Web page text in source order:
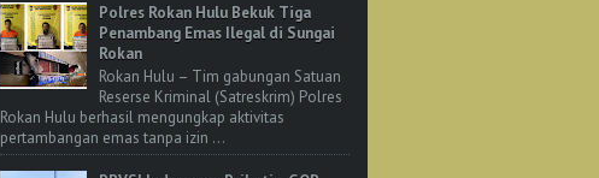
Polres Rokan Hulu Bekuk Tiga
Penambang Emas Ilegal di Sungai
Rokan
Rokan Hulu – Tim gabungan Satuan
Reserse Kriminal (Satreskrim) Polres
Rokan Hulu berhasil mengungkap aktivitas
pertambangan emas tanpa izin ...